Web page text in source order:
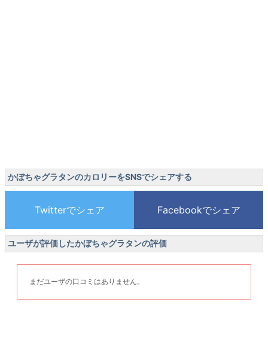
かぼちゃグラタンのカロリーをSNSでシェアする
ユーザが評価したかぼちゃグラタンの評価
まだユーザの口コミはありません。